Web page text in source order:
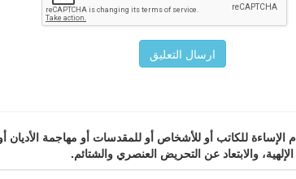
للكاتب أو للأشخاص أو للمقدسات أو مهاجمة الأديان أو
الإلهية، والابتعاد عن التحريض العنصري والشتائم.